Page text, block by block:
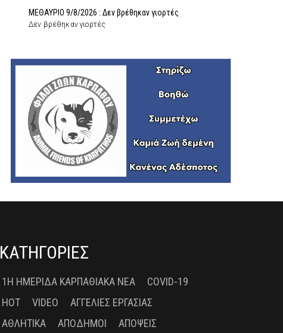
ΜΕΘΑΥΡΙΟ 9/8/2026 : Δεν βρέθηκαν γιορτές
Δεν βρέθηκαν γιορτές
ΚΑΤΗΓΟΡΙΕΣ
1Η ΗΜΕΡΊΔΑ ΚΑΡΠΑΘΙΑΚΆ ΝΈΑ
COVID-19
HOT
VIDEO
ΑΓΓΕΛΊΕΣ ΕΡΓΑΣΊΑΣ
ΑΘΛΗΤΙΚΆ
ΑΠΌΔΗΜΟΙ ΑΠΌΨΕΙΣ